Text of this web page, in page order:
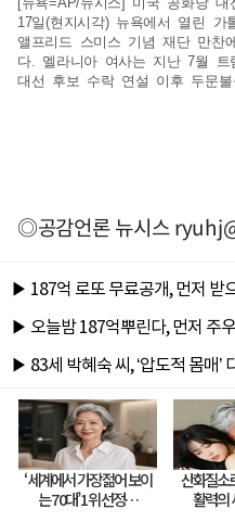
17일(현지시각) 뉴욕에서 열린
앨프리드 스미스 기념 재단 만찬
다. 멜라니아 여사는 지난 7월 트
대선 후보 수락 연설 이후 두문불
◎공감언론 뉴시스